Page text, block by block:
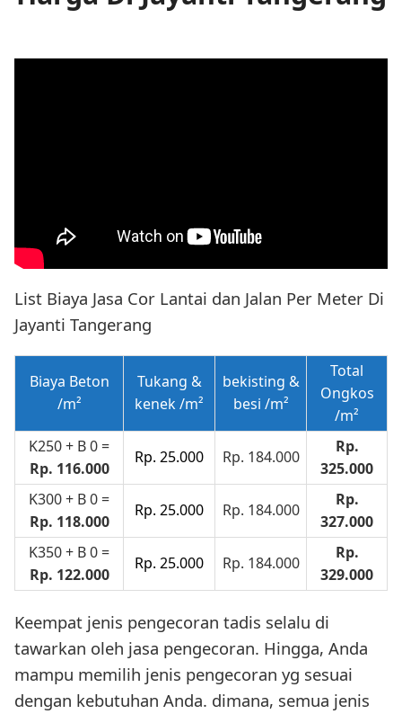
List Biaya Jasa Cor Lantai dan Jalan Per Meter Di
Jayanti Tangerang
Biaya Beton
/m²
Tukang &
kenek /m²
bekisting &
besi /m²
Total
Ongkos
/m²
K250 + B 0 =
Rp. 116.000
Rp. 25.000 Rp. 184.000
Rp.
325.000
K300 + B 0 =
Rp. 118.000
Rp. 25.000 Rp. 184.000
Rp.
327.000
K350 + B 0 =
Rp. 122.000
Rp. 25.000 Rp. 184.000
Rp.
329.000
Keempat jenis pengecoran tadis selalu di
tawarkan oleh jasa pengecoran. Hingga, Anda
mampu memilih jenis pengecoran yg sesuai
dengan kebutuhan Anda. dimana, semua jenis